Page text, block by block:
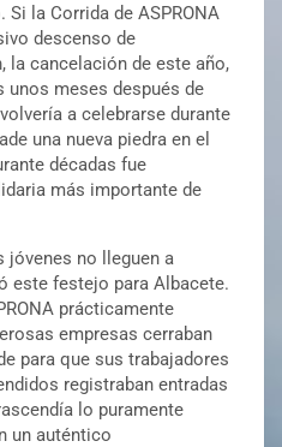
la Corrida de ASPRONA
descenso de
la cancelación de este año,
unos meses después de
a celebrarse durante
una nueva piedra en el
décadas fue
más importante de
jóvenes no lleguen a
este festejo para Albacete.
prácticamente
empresas cerraban
para que sus trabajadores
registraban entradas
lo puramente
un auténtico